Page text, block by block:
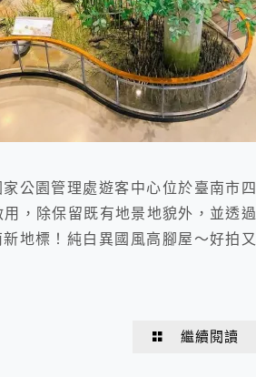
公園管理處遊客中心位於臺南市四
，除保留既有地景地貌外，並透過
地標！純白異國風高腳屋～好拍又
繼續閱讀